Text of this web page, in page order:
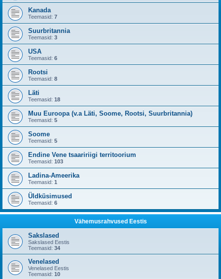
Kanada
Teemasid: 7
Suurbritannia
Teemasid: 3
USA
Teemasid: 6
Rootsi
Teemasid: 8
Läti
Teemasid: 18
Muu Euroopa (v.a Läti, Soome, Rootsi, Suurbritannia)
Teemasid: 5
Soome
Teemasid: 5
Endine Vene tsaaririigi territoorium
Teemasid: 103
Ladina-Ameerika
Teemasid: 1
Üldküsimused
Teemasid: 6
Vähemusrahvused Eestis
Sakslased
Sakslased Eestis
Teemasid: 34
Venelased
Venelased Eestis
Teemasid: 10